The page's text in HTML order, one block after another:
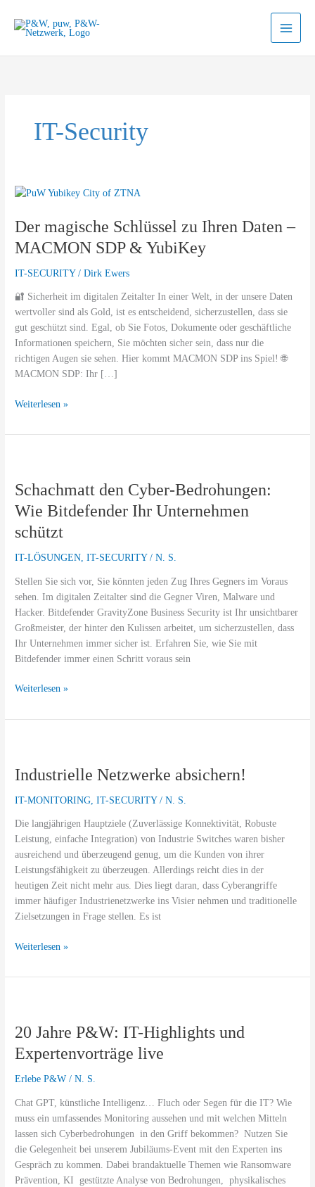
Inhalt
springen
IT-Security
Der magische Schlüssel zu Ihren Daten –
MACMON SDP & YubiKey
IT-SECURITY/Dirk Ewers
🔐 Sicherheit im digitalen Zeitalter In einer Welt, in der unsere Daten
wertvoller sind als Gold, ist es entscheidend, sicherzustellen, dass sie
gut geschützt sind. Egal, ob Sie Fotos, Dokumente oder geschäftliche
Informationen speichern, Sie möchten sicher sein, dass nur die
richtigen Augen sie sehen. Hier kommt MACMON SDP ins Spiel! 🌐
MACMON SDP: Ihr […]
Der
Schlüssel
Ihren
Daten
MACMON
SDP
&
YubiKey
Weiterlesen »
Schachmatt den Cyber-Bedrohungen:
Wie Bitdefender Ihr Unternehmen
schützt
IT-LÖSUNGEN,IT-SECURITY/N. S.
Stellen Sie sich vor, Sie könnten jeden Zug Ihres Gegners im Voraus
sehen. Im digitalen Zeitalter sind die Gegner Viren, Malware und
Hacker. Bitdefender GravityZone Business Security ist Ihr unsichtbarer
Großmeister, der hinter den Kulissen arbeitet, um sicherzustellen, dass
Ihr Unternehmen immer sicher ist. Erfahren Sie, wie Sie mit
Bitdefender immer einen Schritt voraus sein
Cyber-
Wie
Bitdefender
Unternehmen
schützt
Weiterlesen »
Industrielle Netzwerke absichern!
IT-MONITORING ,IT-SECURITY/N. S.
Die langjährigen Hauptziele (Zuverlässige Konnektivität, Robuste
Leistung, einfache Integration) von Industrie Switches waren bisher
ausreichend und überzeugend genug, um die Kunden von ihrer
Leistungsfähigkeit zu überzeugen. Allerdings reicht dies in der
heutigen Zeit nicht mehr aus. Dies liegt daran, dass Cyberangriffe
immer häufiger Industrienetzwerke ins Visier nehmen und traditionelle
Zielsetzungen in Frage stellen. Es ist
absichern!
Weiterlesen »
20 Jahre P&W: IT-Highlights und
Expertenvorträge live
Erlebe P&W /N. S.
Chat GPT, künstliche Intelligenz… Fluch oder Segen für die IT? Wie
muss ein umfassendes Monitoring aussehen und mit welchen Mitteln
lassen sich Cyberbedrohungen in den Griff bekommen? Nutzen Sie
die Gelegenheit bei unserem Jubiläums-Event mit den Experten ins
Gespräch zu kommen. Dabei brandaktuelle Themen wie Ransomware
Prävention, KI gestützte Analyse von Bedrohungen, physikalisches
P&W:
Highlights
und
live